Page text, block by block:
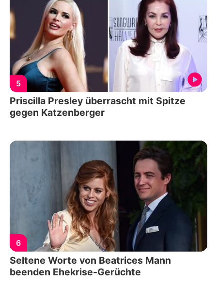
5
Priscilla Presley überrascht mit Spitze
gegen Katzenberger
6
Seltene Worte von Beatrices Mann
beenden Ehekrise-Gerüchte